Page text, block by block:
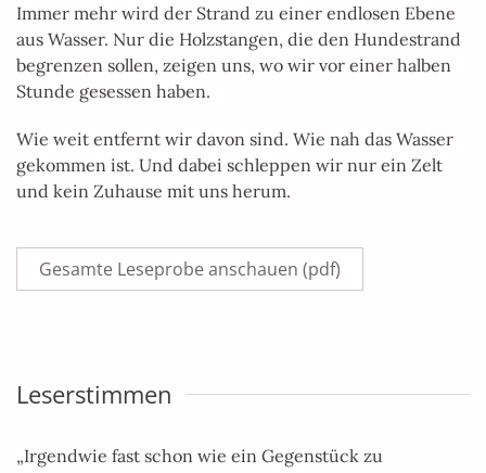
Immer mehr wird der Strand zu einer endlosen Ebene
aus Wasser. Nur die Holzstangen, die den Hundestrand
begrenzen sollen, zeigen uns, wo wir vor einer halben
Stunde gesessen haben.
Wie weit entfernt wir davon sind. Wie nah das Wasser
gekommen ist. Und dabei schleppen wir nur ein Zelt
und kein Zuhause mit uns herum.
Gesamte Leseprobe anschauen (pdf)
Leserstimmen
„Irgendwie fast schon wie ein Gegenstück zu